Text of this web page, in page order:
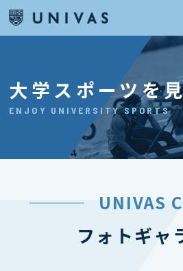
大学スポーツを
ENJOY UNIVERSITY SPORTS
UNIVAS
フォトギャ